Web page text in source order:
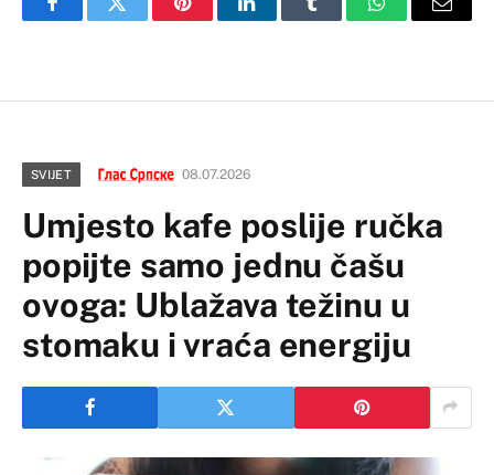
FacebookTwitter PinterestLinkedInTumblr WhatsAppEmail
SVIJET 08.07.2026
Umjesto kafe poslije ručka
popijte samo jednu čašu
ovoga: Ublažava težinu u
stomaku i vraća energiju